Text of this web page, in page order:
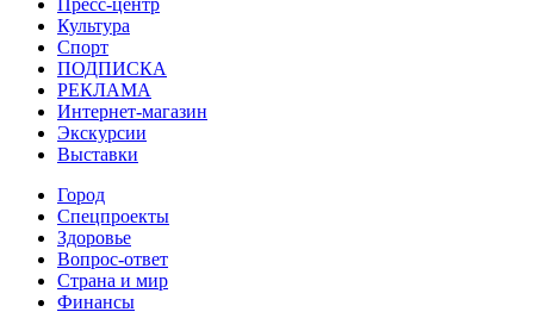
Пресс-центр
Культура
Спорт
ПОДПИСКА
РЕКЛАМА
Интернет-магазин
Экскурсии
Выставки
Город
Спецпроекты
Здоровье
Вопрос-ответ
Страна и мир
Финансы